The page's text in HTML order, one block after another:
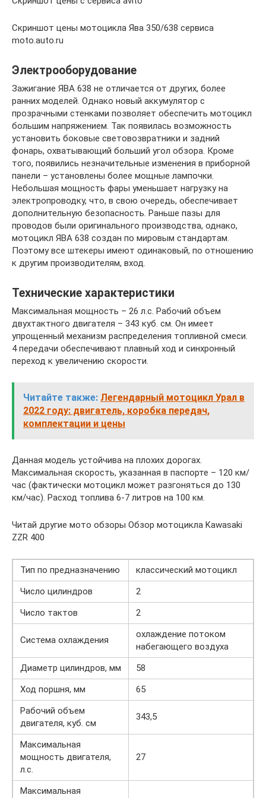
Скриншот цены мотоцикла Ява 350/638 сервиса
moto.auto.ru
Электрооборудование
Зажигание ЯВА 638 не отличается от других, более
ранних моделей. Однако новый аккумулятор с
прозрачными стенками позволяет обеспечить мотоцикл
большим напряжением. Так появилась возможность
установить боковые световозвратники и задний
фонарь, охватывающий больший угол обзора. Кроме
того, появились незначительные изменения в приборной
панели – установлены более мощные лампочки.
Небольшая мощность фары уменьшает нагрузку на
электропроводку, что, в свою очередь, обеспечивает
дополнительную безопасность. Раньше пазы для
проводов были оригинального производства, однако,
мотоцикл ЯВА 638 создан по мировым стандартам.
Поэтому все штекеры имеют одинаковый, по отношению
к другим производителям, вход.
Технические характеристики
Максимальная мощность – 26 л.с. Рабочий объем
двухтактного двигателя – 343 куб. см. Он имеет
упрощенный механизм распределения топливной смеси.
4 передачи обеспечивают плавный ход и синхронный
переход к увеличению скорости.
Читайте также: Легендарный мотоцикл Урал в
2022 году: двигатель, коробка передач,
комплектации и цены
Данная модель устойчива на плохих дорогах.
Максимальная скорость, указанная в паспорте – 120 км/
час (фактически мотоцикл может разгоняться до 130
км/час). Расход топлива 6-7 литров на 100 км.
Читай другие мото обзоры Обзор мотоцикла Kawasaki
ZZR 400
Тип по предназначению
классический мотоцикл
Число цилиндров
2
Число тактов
2
Система охлаждения
охлаждение потоком
набегающего воздуха
Диаметр цилиндров, мм
58
Ход поршня, мм
65
Рабочий объем
двигателя, куб. см
343,5
Максимальная
мощность двигателя,
л.с.
27
Максимальная